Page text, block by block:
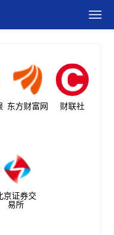
东方财富网 财联社
京证券交
易所